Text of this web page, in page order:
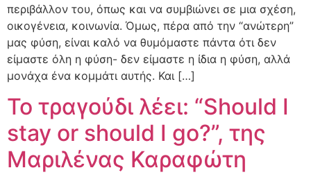
περιβάλλον του, όπως και να συμβιώνει σε μια σχέση,
οικογένεια, κοινωνία. Όμως, πέρα από την “ανώτερη”
μας φύση, είναι καλό να θυμόμαστε πάντα ότι δεν
είμαστε όλη η φύση- δεν είμαστε η ίδια η φύση, αλλά
μονάχα ένα κομμάτι αυτής. Και […]
Το τραγούδι λέει: “Should I
stay or should I go?”, της
Μαριλένας Καραφώτη